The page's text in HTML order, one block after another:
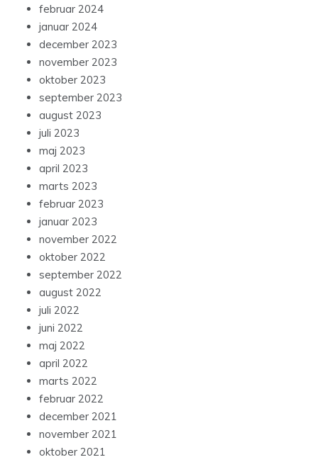
februar 2024
januar 2024
december 2023
november 2023
oktober 2023
september 2023
august 2023
juli 2023
maj 2023
april 2023
marts 2023
februar 2023
januar 2023
november 2022
oktober 2022
september 2022
august 2022
juli 2022
juni 2022
maj 2022
april 2022
marts 2022
februar 2022
december 2021
november 2021
oktober 2021